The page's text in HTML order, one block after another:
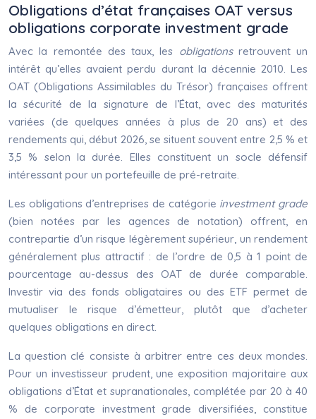
Obligations d’état françaises OAT versus
obligations corporate investment grade
Avec la remontée des taux, les obligationsretrouvent un
intérêt qu’elles avaient perdu durant la décennie 2010. Les
OAT (Obligations Assimilables du Trésor) françaises offrent
la sécurité de la signature de l’État, avec des maturités
variées (de quelques années à plus de 20 ans) et des
rendements qui, début 2026, se situent souvent entre 2,5 % et
3,5 % selon la durée. Elles constituent un socle défensif
intéressant pour un portefeuille de pré-retraite.
Les obligations d’entreprises de catégorie investment grade
(bien notées par les agences de notation) offrent, en
contrepartie d’un risque légèrement supérieur, un rendement
généralement plus attractif : de l’ordre de 0,5 à 1 point de
pourcentage au-dessus des OAT de durée comparable.
Investir via des fonds obligataires ou des ETF permet de
mutualiser le risque d’émetteur, plutôt que d’acheter
quelques obligations en direct.
La question clé consiste à arbitrer entre ces deux mondes.
Pour un investisseur prudent, une exposition majoritaire aux
obligations d’État et supranationales, complétée par 20 à 40
% de corporate investment grade diversifiées, constitue